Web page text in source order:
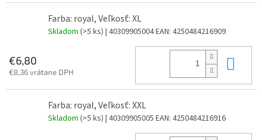
Farba: royal, Veľkosť: XL
Skladom (>5 ks) | 40309905004EAN: 4250484216909
€6,80
€8,36 vrátane DPH
Farba: royal, Veľkosť: XXL
Skladom (>5 ks) | 40309905005 EAN: 4250484216916